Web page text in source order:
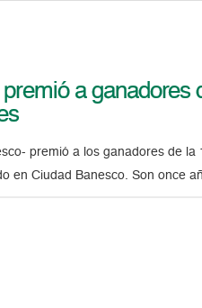
a ganadores
premió a los ganadores de la
en Ciudad Banesco. Son once